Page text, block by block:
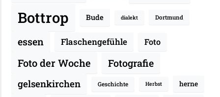
Bottrop Bude dialekt Dortmund
essen Flaschengefühle Foto
Foto der Woche Fotografie
gelsenkirchen Geschichte Herbst
herne